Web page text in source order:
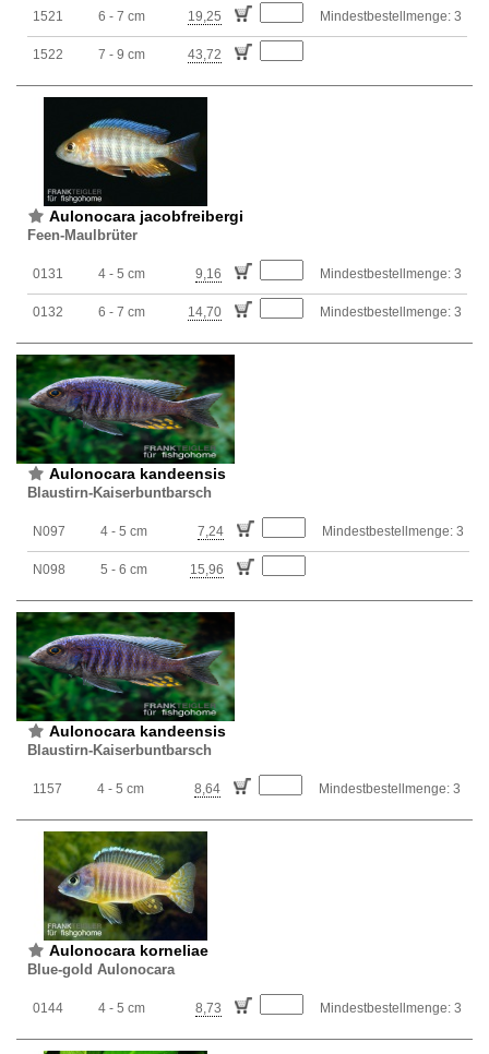
1521 6 - 7 cm 19,25 Mindestbestellmenge: 3
1522 7 - 9 cm 43,72
Aulonocara jacobfreibergi
Feen-Maulbrüter
0131 4 - 5 cm 9,16 Mindestbestellmenge: 3
0132 6 - 7 cm 14,70 Mindestbestellmenge: 3
Aulonocara kandeensis
Blaustirn-Kaiserbuntbarsch
N097 4 - 5 cm 7,24 Mindestbestellmenge: 3
N098 5 - 6 cm 15,96
Aulonocara kandeensis
Blaustirn-Kaiserbuntbarsch
1157 4 - 5 cm 8,64 Mindestbestellmenge: 3
Aulonocara korneliae
Blue-gold Aulonocara
0144 4 - 5 cm 8,73 Mindestbestellmenge: 3